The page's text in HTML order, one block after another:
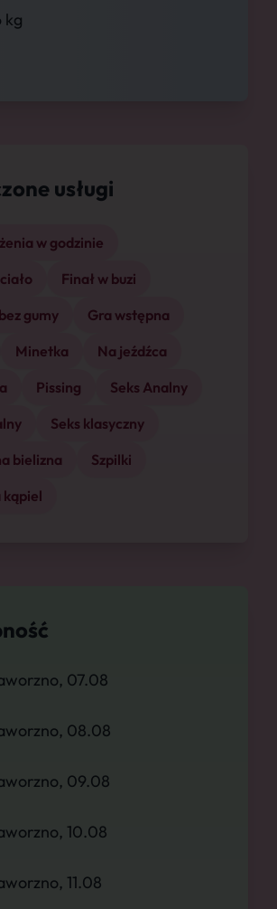
kg
usługi
w godzinie
Finał w buzi
gumy
Gra wstępna
Minetka
Na jeźdźca
Pissing
Seks Analny
Seks klasyczny
bielizna
Szpilki
kąpiel
07.08
08.08
09.08
10.08
11.08